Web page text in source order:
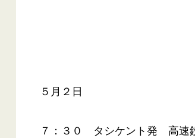
５月２日
７：３０ タシケント発 高速